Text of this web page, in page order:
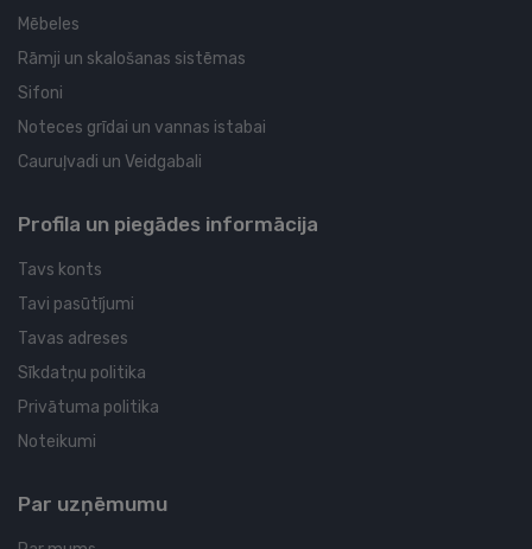
Mēbeles
Rāmji un skalošanas sistēmas
Sifoni
Noteces grīdai un vannas istabai
Cauruļvadi un Veidgabali
Profila un piegādes informācija
Tavs konts
Tavi pasūtījumi
Tavas adreses
Sīkdatņu politika
Privātuma politika
Noteikumi
Par uzņēmumu